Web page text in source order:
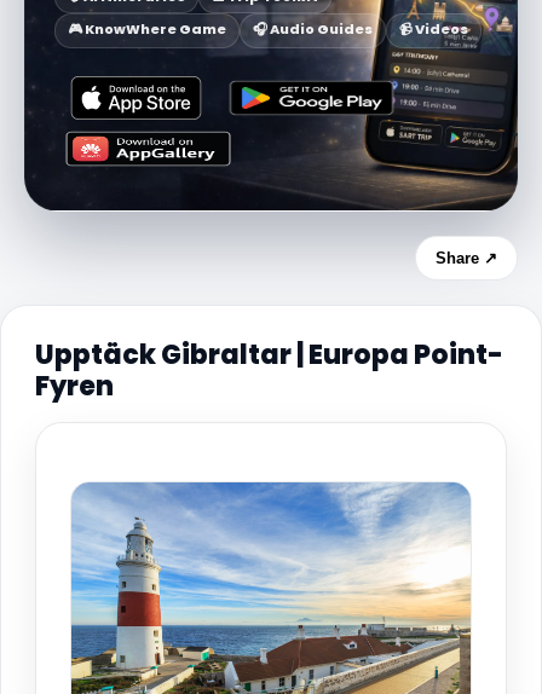
🎮 KnowWhere Game
🎧 Audio Guides 📹 Videos
Share ↗
Upptäck Gibraltar | Europa Point-
Fyren